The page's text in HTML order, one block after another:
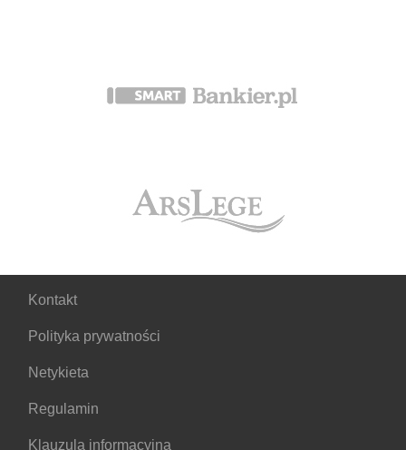
Kontakt
Polityka prywatności
Netykieta
Regulamin
Klauzula informacyjna